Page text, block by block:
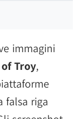
immagini
Troy,
falsa riga